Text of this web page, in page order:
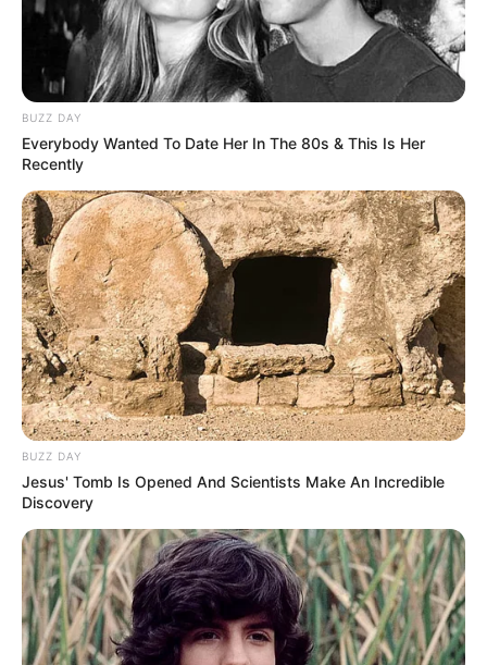
Спорт
Схеми
[wp-rss-aggregator id="2"]
Ви пропустили
ПАРТНЕРСЬКІ МАТЕРІАЛИ ПОДІЇ
Попит на нерухомість в
Ужгороді зростає – аналітика
девелопера підтверджує
загальнонаціональний інтерес
07.08.2026
BUZZ DAY
Everybody Wanted To Date Her In The 80s & This Is Her
Recently
BUZZ DAY
Jesus' Tomb Is Opened And Scientists Make An Incredible
Discovery